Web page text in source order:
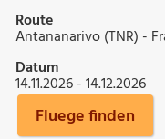
Route
Antananarivo (TNR) -
Datum
14.11.2026 - 14.12.2026
Fluege finden